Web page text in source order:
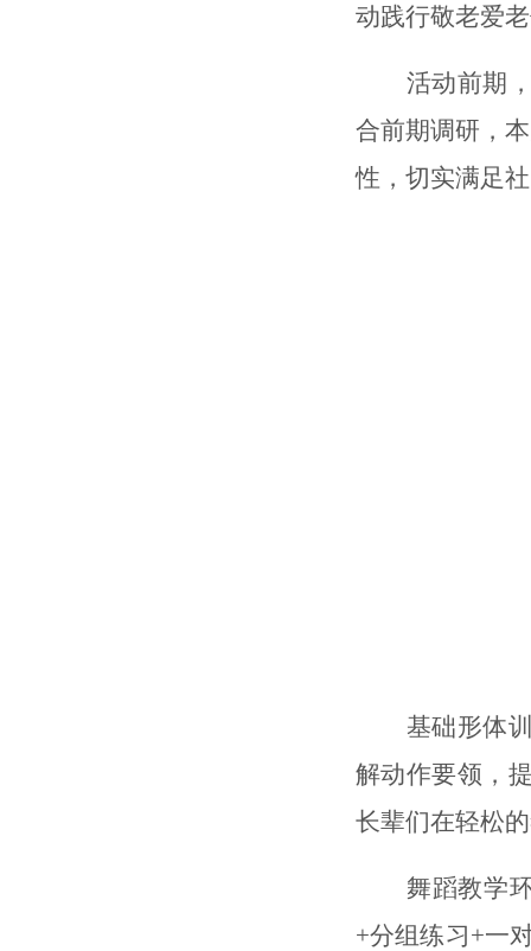
动践行敬老爱
活动前期
合前期调研，
性，切实满足
基础形体
解动作要领，
长辈们在轻松
舞蹈教学
+分组练习+一